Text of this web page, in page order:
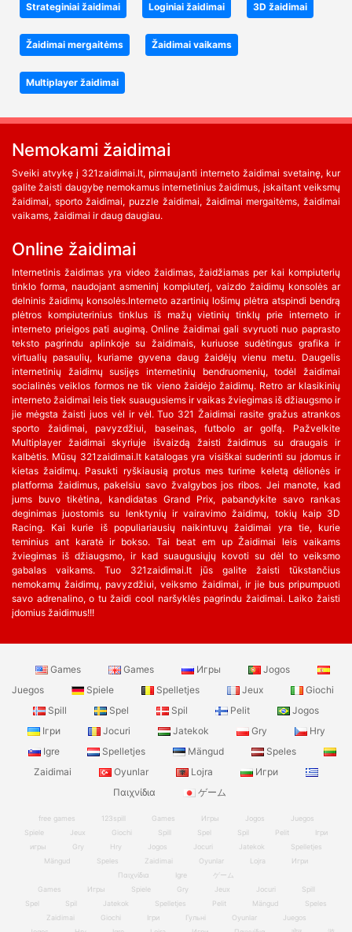
Strateginiai žaidimai Loginiai žaidimai 3D žaidimai
Žaidimai mergaitėms Žaidimai vaikams
Multiplayer žaidimai
Nemokami žaidimai
Sveiki atvykę į 321zaidimai.lt, pirmaujanti interneto žaidimai svetainę, kur
galite žaisti daugybę nemokamus internetinius žaidimus, įskaitant veiksmų
žaidimai, sporto žaidimai, puzzle žaidimai, žaidimai mergaitėms, žaidimai
vaikams, žaidimai ir daug daugiau.
Online žaidimai
Internetinis žaidimas yra video žaidimas, žaidžiamas per kai kompiuterių
tinklo forma, naudojant asmeninį kompiuterį, vaizdo žaidimų konsolės ar
delninis žaidimų konsolės.Interneto azartinių lošimų plėtra atspindi bendrą
plėtros kompiuterinius tinklus iš mažų vietinių tinklų prie interneto ir
interneto prieigos pati augimą. Online žaidimai gali svyruoti nuo paprasto
teksto pagrindu aplinkoje su žaidimais, kuriuose sudėtingus grafika ir
virtualių pasaulių, kuriame gyvena daug žaidėjų vienu metu. Daugelis
internetinių žaidimų susijęs internetinių bendruomenių, todėl žaidimai
socialinės veiklos formos ne tik vieno žaidėjo žaidimų. Retro ar klasikinių
interneto žaidimai leis tiek suaugusiems ir vaikas žviegimas iš džiaugsmo ir
jie mėgsta žaisti juos vėl ir vėl. Tuo 321 Žaidimai rasite gražus atrankos
sporto žaidimai, pavyzdžiui, baseinas, futbolo ar golfą. Pažvelkite
Multiplayer žaidimai skyriuje išvaizdą žaisti žaidimus su draugais ir
kalbėtis. Mūsų 321zaidimai.lt katalogas yra visiškai suderinti su įdomus ir
kietas žaidimų. Pasukti ryškiausią protus mes turime keletą dėlionės ir
platforma žaidimus, pakelsiu savo žvalgybos jos ribos. Jei manote, kad
jums buvo tikėtina, kandidatas Grand Prix, pabandykite savo rankas
deginimas juostomis su lenktynių ir vairavimo žaidimų, tokių kaip 3D
Racing. Kai kurie iš populiariausių naikintuvų žaidimai yra tie, kurie
teminius ant karatė ir bokso. Tai beat em up Žaidimai leis vaikams
žviegimas iš džiaugsmo, ir kad suaugusiųjų kovoti su dėl to veiksmo
gabalas vaikams. Tuo 321zaidimai.lt jūs galite žaisti tūkstančius
nemokamų žaidimų, pavyzdžiui, veiksmo žaidimai, ir jie bus pripumpuoti
savo adrenalino, o tu žaidi cool naršyklės pagrindu žaidimai. Laiko žaisti
įdomius žaidimus!!!
Games Games Игры
Jogos
Juegos
Spiele Spelletjes Jeux
Giochi
Spill
Spel Spil Pelit
Jogos
Ігри
Jocuri Jatekok Gry
Hry
Igre
Spelletjes Mängud
Speles
Zaidimai
Oyunlar Lojra
Игри
Παιχνίδια
ゲーム
free games 123spill Games Игры Jogos
Juegos
Spiele
Jeux Giochi Spill Spel Spil Pelit
Ігри
игры
Gry Hry Jogos Jocuri Jatekok
Spelletjes
Mängud
Speles Zaidimai Oyunlar Lojra
Игри
Παιχνίδια
Igre
ゲーム
Games
Игры Spiele Gry Jeux Jocuri
Spill
Spel
Spil Jatekok Spelletjes Pelit Mängud
Speles
Zaidimai
Giochi Ігри Гульні Oyunlar
Juegos